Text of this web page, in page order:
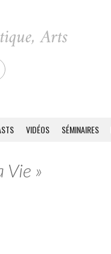
VIDÉOS SÉMINAIRES
Vie »